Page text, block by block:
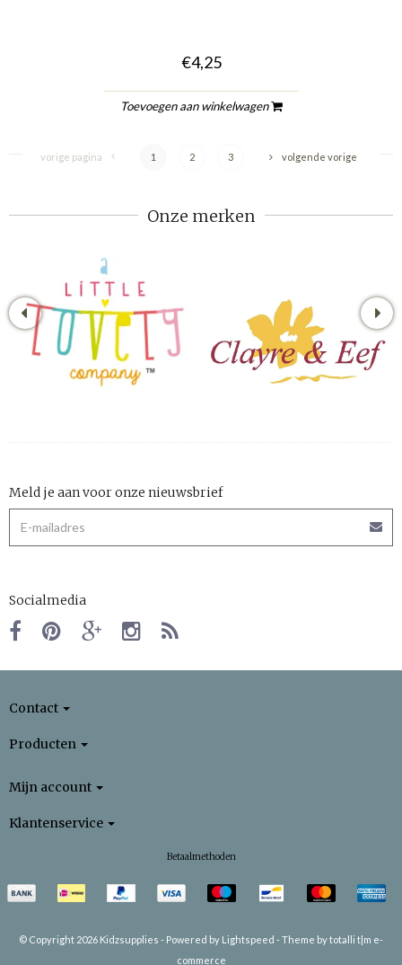
€4,25
Toevoegen aan winkelwagen
vorige pagina 1 2 3 volgende vorige
Onze merken
Meld je aan voor onze nieuwsbrief
Socialmedia
Contact
Producten
Mijn account
Klantenservice
Betaalmethoden
© Copyright 2026 Kidzsupplies - Powered by Lightspeed -Theme by totalli t|m e-
commerce